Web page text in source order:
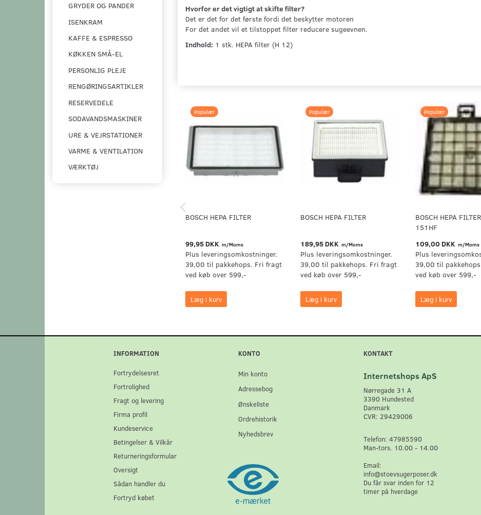
GRYDER OG PANDER
ISENKRAM
KAFFE & ESPRESSO
KØKKEN SMÅ-EL
PERSONLIG PLEJE
RENGØRINGSARTIKLER
RESERVEDELE
SODAVANDSMASKINER
URE & VEJRSTATIONER
VARME & VENTILATION
VÆRKTØJ
Hvorfor er det vigtigt at skifte filter?
Det er det for det første fordi det beskytter motoren
For det andet vil et tilstoppet filter reducere sugeevnen.
Indhold: 1 stk. HEPA filter (H 12)
Populær
BOSCH HEPA FILTER
99,95 DKK m/Moms
Plus leveringsomkostninger.
39,00 til pakkehops. Fri fragt
ved køb over 599,-
Læg i kurv
Populær
BOSCH HEPA FILTER
189,95 DKK m/Moms
Plus leveringsomkostninger.
39,00 til pakkehops. Fri fragt
ved køb over 599,-
Læg i kurv
Populær
BOSCH HEPA
151HF
109,00 DKK m/Moms
Plus
39,00 til
ved køb over 599,-
Læg i kurv
INFORMATION
Fortrydelsesret
Fortrolighed
Fragt og levering
Firma profil
Kundeservice
Betingelser & Vilkår
Returneringsformular
Oversigt
Sådan handler du
Fortryd købet
KONTO
Min konto
Adressebog
Ønskeliste
Ordrehistorik
Nyhedsbrev
KONTAKT
Internetshops ApS
Nørregade 31 A
3390 Hundested
Danmark
CVR: 29429006
Telefon: 47985590
Man-tors. 10.00 - 14.00
Email:
info@stoevsugerposer.dk
Du får svar inden for 12
timer på hverdage